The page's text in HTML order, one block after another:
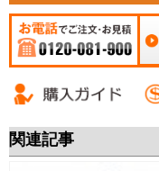
見積 0120-081-900
関連記事